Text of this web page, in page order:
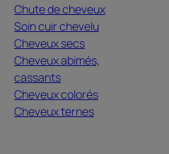
Chute de cheveux
Soin cuir chevelu
Cheveux secs
Cheveux abimés,
cassants
Cheveux colorés
Cheveux ternes